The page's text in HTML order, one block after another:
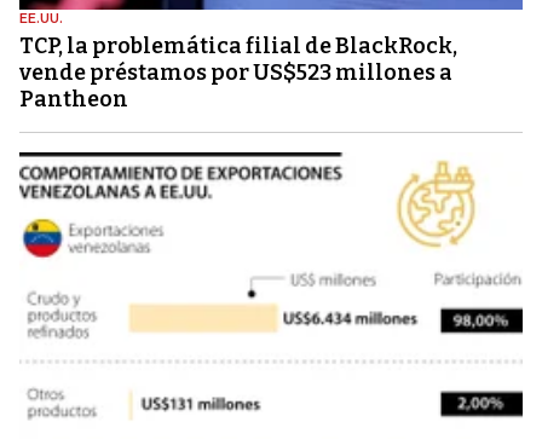
EE.UU.
TCP, la problemática filial de BlackRock,
vende préstamos por US$523 millones a
Pantheon